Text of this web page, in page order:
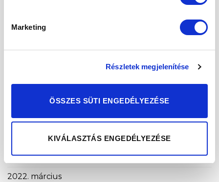
Marketing
Részletek megjelenítése
ÖSSZES SÜTI ENGEDÉLYEZÉSE
KIVÁLASZTÁS ENGEDÉLYEZÉSE
2022. november
2022. augusztus
2022. július
2022. június
2022. május
2022. április
2022. március